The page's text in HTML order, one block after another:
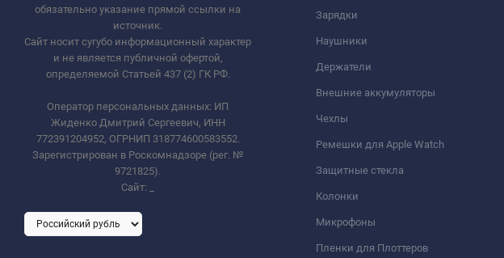
обязательно указание прямой ссылки на
источник.
Сайт носит сугубо информационный характер
и не является публичной офертой,
определяемой Статьей 437 (2) ГК РФ.
Оператор персональных данных: ИП
Жиденко Дмитрий Сергеевич, ИНН
772391204952, ОГРНИП 318774600583552.
Зарегистрирован в Роскомнадзоре (рег. №
9721825).
Сайт:
Зарядки
Наушники
Держатели
Внешние аккумуляторы
Чехлы
Ремешки для Apple Watch
Защитные стекла
Колонки
Микрофоны
Пленки для Плоттеров